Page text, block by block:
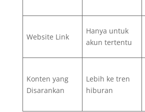
Website Link
Hanya untuk
akun tertentu
Konten yang
Disarankan
Lebih ke tren
hiburan